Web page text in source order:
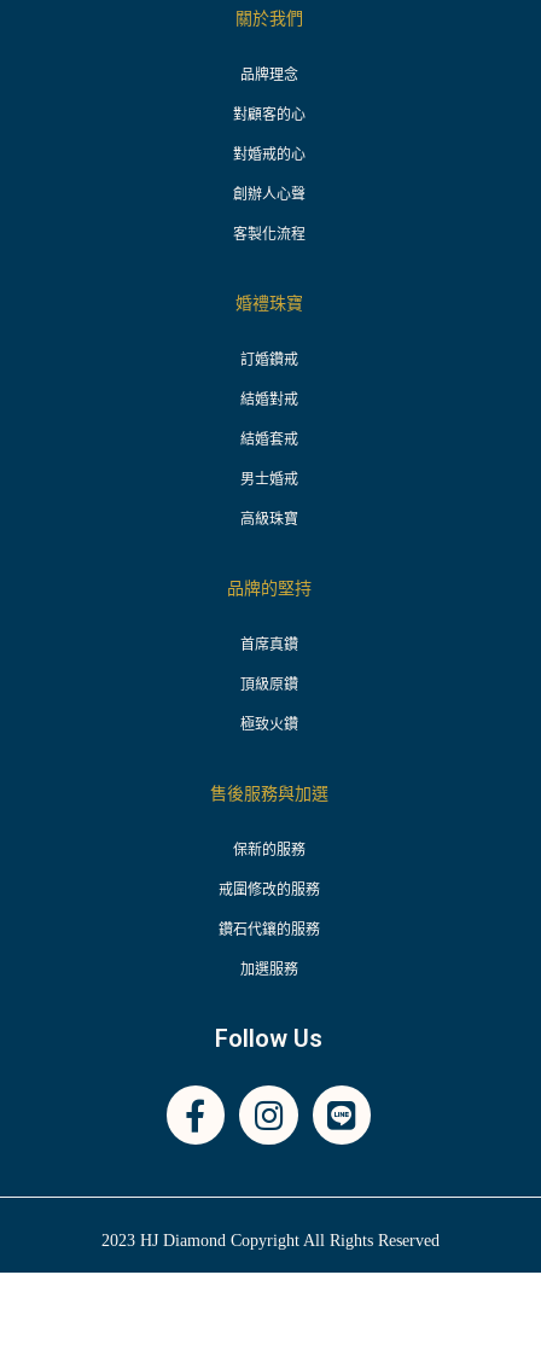
關於我們
品牌理念
對顧客的心
對婚戒的心
創辦人心聲
客製化流程
婚禮珠寶
訂婚鑽戒
結婚對戒
結婚套戒
男士婚戒
高級珠寶
品牌的堅持
首席真鑽
頂級原鑽
極致火鑽
售後服務與加選
保新的服務
戒圍修改的服務
鑽石代鑲的服務
加選服務
Follow Us
2023 HJ Diamond Copyright All Rights Reserved